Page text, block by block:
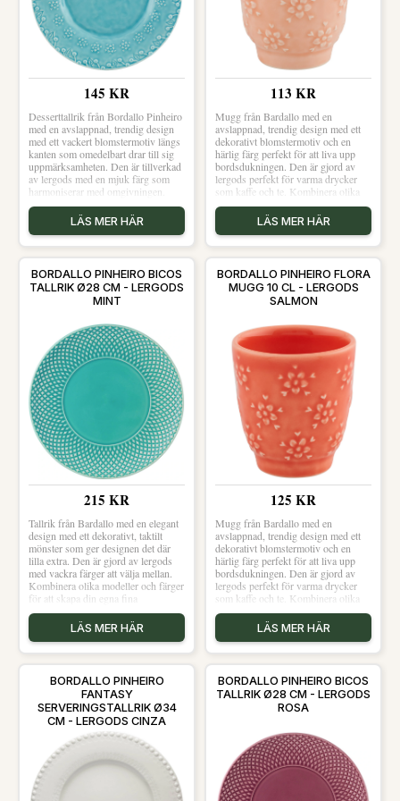
145 KR
Desserttallrik från Bordallo Pinheiro
med en avslappnad, trendig design
med ett vackert blomstermotiv längs
kanten som omedelbart drar till sig
uppmärksamheten. Den är tillverkad
av lergods med en mjuk färg som
harmoniserar med omgivningen.
Desserttallriken har en liten storlek
perfekt för olika förrätter och
desserter. Kombinera olika modeller
och färger för att skapa din egna fina
trendig design.- Gjord av lergods.-
Från serien Flora.- Vackert
blomstermotiv.- Finns i flera färger.
diskmaskin.- Tål mikrovågsugn.
Shoppa Assietter och mer Tallrikar
hos Royal Design.
LÄS MER HÄR
113 KR
Mugg från Bardallo med en
avslappnad, trendig design med ett
dekorativt blomstermotiv och en
härlig färg perfekt för att liva upp
bordsdukningen. Den är gjord av
lergods perfekt för varma drycker
som kaffe och te. Kombinera olika
modeller och färger för att skapa din
egna fina blandning.Om muggen
från Bardallo- Avslappnad, trendig
design.- Gjord av lergods.- Från
färger.Skötselråd för muggen- Tål
diskmaskin.- Tål mikrovågsugn.
Shoppa Kaffekoppar och mer
Design.
LÄS MER HÄR
BORDALLO PINHEIRO BICOS
TALLRIK Ø28 CM - LERGODS
MINT
215 KR
Tallrik från Bardallo med en elegant
design med ett dekorativt, taktilt
mönster som ger designen det där
lilla extra. Den är gjord av lergods
med vackra färger att välja mellan.
Kombinera olika modeller och färger
för att skapa din egna fina
blandning.Om tallriken från
Bardallo- Ø28 cm.- Elegant, trendig
design.- Gjord av lergods.- Från
serien Bicos.- Finns i flera
Shoppa Mattallrikar och mer
Tallrikar hos Royal Design.
LÄS MER HÄR
BORDALLO PINHEIRO FLORA
MUGG 10 CL - LERGODS
SALMON
125 KR
Mugg från Bardallo med en
avslappnad, trendig design med ett
dekorativt blomstermotiv och en
härlig färg perfekt för att liva upp
bordsdukningen. Den är gjord av
lergods perfekt för varma drycker
som kaffe och te. Kombinera olika
modeller och färger för att skapa din
egna fina blandning.Om muggen
från Bardallo- Avslappnad, trendig
design.- Gjord av lergods.- Från
färger.Skötselråd för muggen- Tål
diskmaskin.- Tål mikrovågsugn.
Shoppa Kaffekoppar och mer
LÄS MER HÄR
BORDALLO PINHEIRO
FANTASY
SERVERINGSTALLRIK Ø34
CM - LERGODS CINZA
BORDALLO PINHEIRO BICOS
TALLRIK Ø28 CM - LERGODS
ROSA